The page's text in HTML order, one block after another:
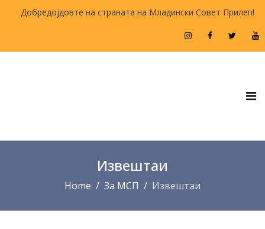
Добредојдовте на страната на Младински Совет Прилеп!
Извештаи
Home За МСП Извештаи